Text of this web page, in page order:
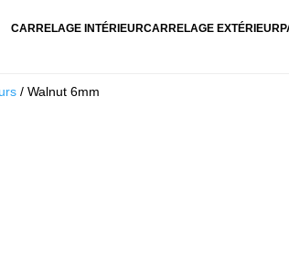
CARRELAGE INTÉRIEURCARRELAGE EXTÉRIEUR
/ Walnut 6mm